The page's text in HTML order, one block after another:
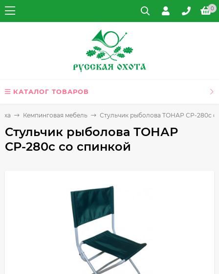
0
КАТАЛОГ ТОВАРОВ
Кемпинговая мебель Стульчик рыболова ТОНАР СР-280с
Стульчик рыболова ТОНАР
СР-280с со спинкой